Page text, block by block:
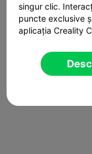
singur clic.
puncte exclusive
aplicația Creality